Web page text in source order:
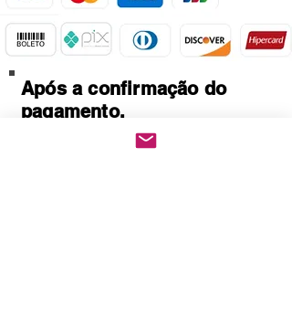
Após a confirmação do
pagamento.
Baixe imediatamente o